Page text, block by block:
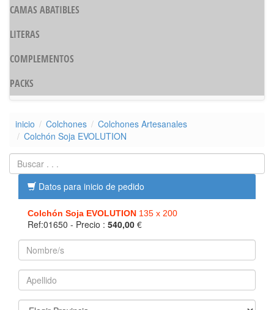
CAMAS ABATIBLES
LITERAS
COMPLEMENTOS
PACKS
inicio Colchones
Colchones Artesanales
Colchón Soja EVOLUTION
Datos para inicio de pedido
Colchón Soja EVOLUTION 135 x 200
Ref:01650 - Precio : 540,00 €